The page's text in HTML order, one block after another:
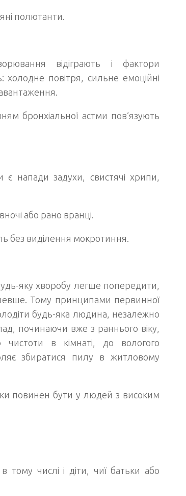
полютанти.
відіграють і фактори
повітря, сильне емоційні
бронхіальної астми пов’язують
є напади задухи, свистячі хрипи,
або рано вранці.
без виділення мокротиння.
яку хворобу легше попередити,
Тому принципами первинної
будь-яка людина, незалежно
починаючи вже з раннього віку,
в кімнаті, до вологого
збиратися пилу в житловому
повинен бути у людей з високим
тому числі і діти, чиї батьки або